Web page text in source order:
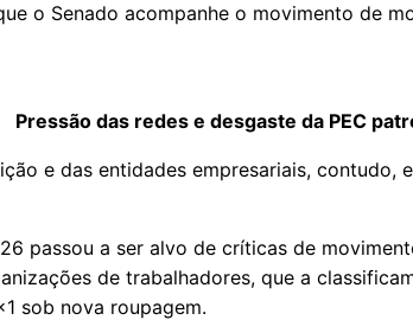
o Senado acompanhe o movimento de
Pressão das redes e desgaste da PEC
e das entidades empresariais, contudo,
passou a ser alvo de críticas de
de trabalhadores, que a
sob nova roupagem.